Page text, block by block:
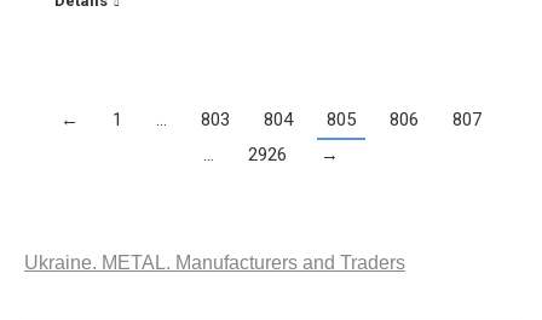
← 1 … 803 804 805 806
807
…
2926 →
Ukraine. METAL. Manufacturers and Traders